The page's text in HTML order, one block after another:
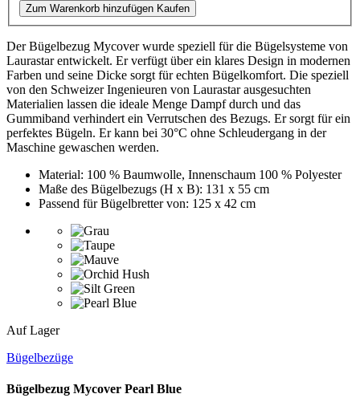
Zum Warenkorb hinzufügen Kaufen
Der Bügelbezug Mycover wurde speziell für die Bügelsysteme von
Laurastar entwickelt. Er verfügt über ein klares Design in modernen
Farben und seine Dicke sorgt für echten Bügelkomfort. Die speziell
von den Schweizer Ingenieuren von Laurastar ausgesuchten
Materialien lassen die ideale Menge Dampf durch und das
Gummiband verhindert ein Verrutschen des Bezugs. Er sorgt für ein
perfektes Bügeln. Er kann bei 30°C ohne Schleudergang in der
Maschine gewaschen werden.
Material: 100 % Baumwolle, Innenschaum 100 % Polyester
Maße des Bügelbezugs (H x B): 131 x 55 cm
Passend für Bügelbretter von: 125 x 42 cm
Auf Lager
Bügelbezüge
Bügelbezug Mycover Pearl Blue